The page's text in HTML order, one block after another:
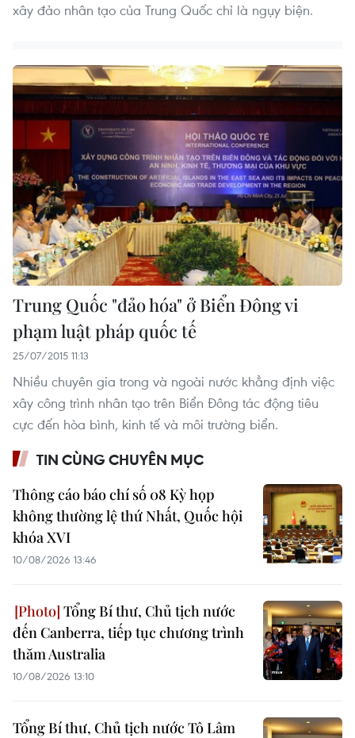
xây đảo nhân tạo của Trung Quốc chỉ là ngụy biện.
Trung Quốc "đảo hóa" ở Biển Đông vi
phạm luật pháp quốc tế
25/07/2015 11:13
Nhiều chuyên gia trong và ngoài nước khẳng định việc
xây công trình nhân tạo trên Biển Đông tác động tiêu
cực đến hòa bình, kinh tế và môi trường biển.
TIN CÙNG CHUYÊN MỤC
Thông cáo báo chí số 08 Kỳ họp
không thường lệ thứ Nhất, Quốc hội
khóa XVI
10/08/2026 13:46
Tổng Bí thư, Chủ tịch nước
đến Canberra, tiếp tục chương trình
thăm Australia
10/08/2026 13:10
Tổng Bí thư, Chủ tịch nước Tô Lâm